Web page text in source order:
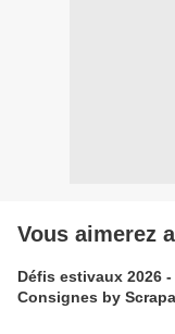
Vous aimerez
Défis estivaux 2026 -
Consignes by